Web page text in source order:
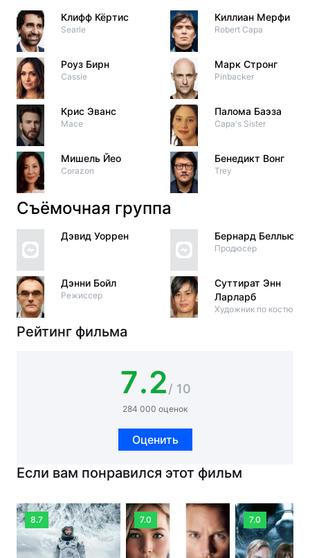
Клифф Кёртис
Searle
Роуз Бирн
Cassie
Крис Эванс
Mace
Мишель Йео
Corazon
Киллиан Мерфи
Robert Capa
Марк Стронг
Pinbacker
Палома Баэза
Capa's Sister
Бенедикт Вонг
Trey
Съёмочная группа
Дэвид Уоррен
Дэнни Бойл
Режиссер
Бернард Беллью
Продюсер
Суттират Энн
Ларларб
Художник по костюмам
Рейтинг фильма
7.2/ 10
284 000 оценок
Оценить
Если вам понравился этот фильм
8.7 7.0 7.0